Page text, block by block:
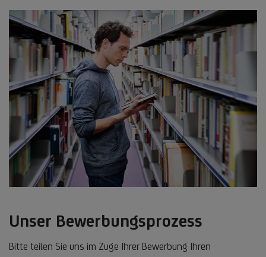
Unser Bewerbungsprozess
Bitte teilen Sie uns im Zuge Ihrer Bewerbung Ihren